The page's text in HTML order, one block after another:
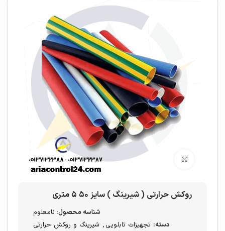
برای بزرگنمایی کلیک کنید
روکش حرارتی ( شیرینگ ) سایز ۵۰ ۵ متری
شناسه محصول: نامعلوم
دسته: تجهیزات تابلویی , شیرینگ و روکش حرارتی